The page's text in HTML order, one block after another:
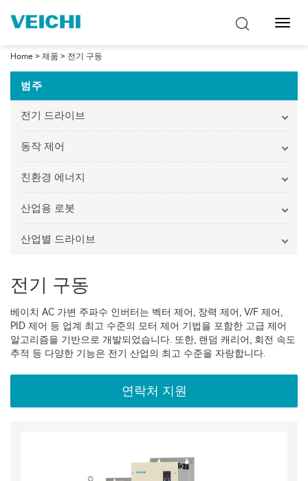
탐
Home > 제품 > 전기 구동
범주
전기 드라이브
동작 제어
친환경 에너지
산업용 로봇
산업별 드라이브
전기 구동
베이치 AC 가변 주파수 인버터는 벡터 제어, 장력 제어, V/F 제어,
PID 제어 등 업계 최고 수준의 모터 제어 기법을 포함한 고급 제어
알고리즘을 기반으로 개발되었습니다. 또한, 랜덤 캐리어, 회전 속도
추적 등 다양한 기능은 전기 산업의 최고 수준을 자랑합니다.
연락처 지원